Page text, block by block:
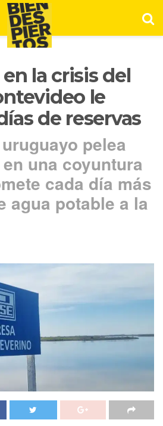
la crisis del
le
de reservas
pelea
una coyuntura
cada día más
agua potable a la